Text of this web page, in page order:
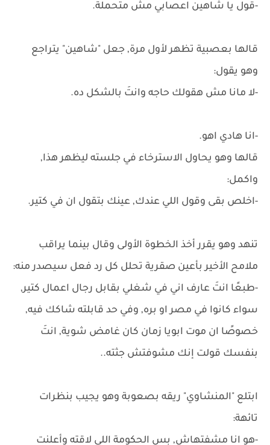
-قول يا شاهين اعصابي مش متحملة.
قالها بعصبية تظهر لأول مرة, جعل "شاهين" يتراجع
وهو يقول:
-لا مانا مش هقولك حاجه وانتَ بالشكل ده.
-انا هادي اهو.
قالها وهو يحاول الاسترخاء في جلسته ليظهر هذا,
واكمل:
-اخلص بقى وقول اللي عندك, عينك بتقول ان في كتير.
تنهد وهو يقرر أخذ الخطوة الأولى وقال بينما يراقب
ملامح الأخير بأعين صقرية تحلل كل رد فعل سيصدر منه:
-طبعًا انتَ عارف اني في شغلي بقابل رجال اعمال كتير,
سواء كانوا في مصر او بره, وفي حد قابلته شاكك فيه,
خصوصًا ان موت ابويا زمان كان غامض شوية, انتَ
بنفسك قولت إنك مشوفتش جثته..
ابتلع "المنشاوي" ريقه بصعوبة وهو يجيب بنظرات
تائهة:
-هو انا مشفتهاش, بس الحكومة اللي لاقته وأعلنت